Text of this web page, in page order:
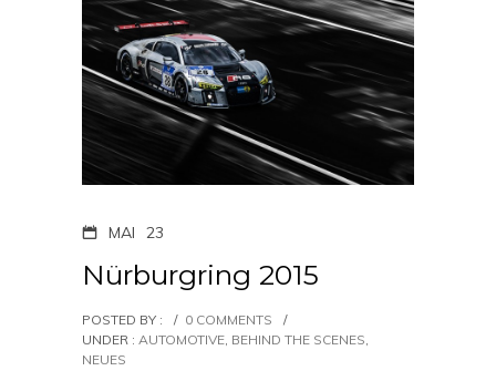
MAI 23
Nürburgring 2015
POSTED BY : / 0 COMMENTS
/
UNDER : AUTOMOTIVE, BEHIND THE SCENES,
NEUES